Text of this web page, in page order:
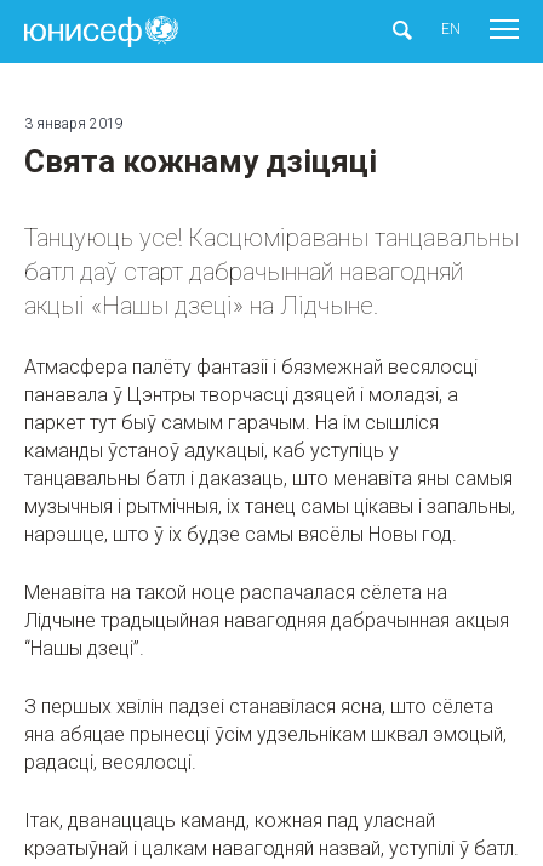
ЮНИСЕФ EN
3 января 2019
Свята кожнаму дзіцяці
Танцуюць усе! Касцюміраваны танцавальны
батл даў старт дабрачыннай навагодняй
акцыі «Нашы дзеці» на Лідчыне.
Атмасфера палёту фантазіі і бязмежнай весялосці
панавала ў Цэнтры творчасці дзяцей і моладзі, а
паркет тут быў самым гарачым. На ім сышліся
каманды ўстаноў адукацыі, каб уступіць у
танцавальны батл і даказаць, што менавіта яны самыя
музычныя і рытмічныя, іх танец самы цікавы і запальны,
нарэшце, што ў іх будзе самы вясёлы Новы год.
Менавіта на такой ноце распачалася сёлета на
Лідчыне традыцыйная навагодняя дабрачынная акцыя
“Нашы дзеці”.
З першых хвілін падзеі станавілася ясна, што сёлета
яна абяцае прынесці ўсім удзельнікам шквал эмоцый,
радасці, весялосці.
Ітак, дванаццаць каманд, кожная пад уласнай
крэатыўнай і цалкам навагодняй назвай, уступілі ў батл.